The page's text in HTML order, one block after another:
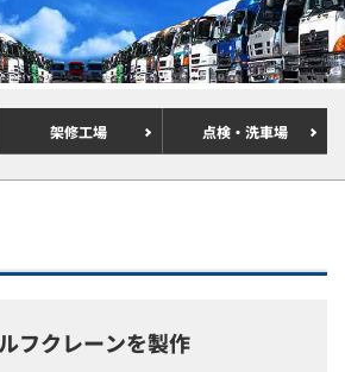
架修工場 点検・洗車場
フクレーンを製作